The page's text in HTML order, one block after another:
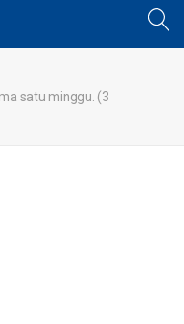
satu minggu. (3